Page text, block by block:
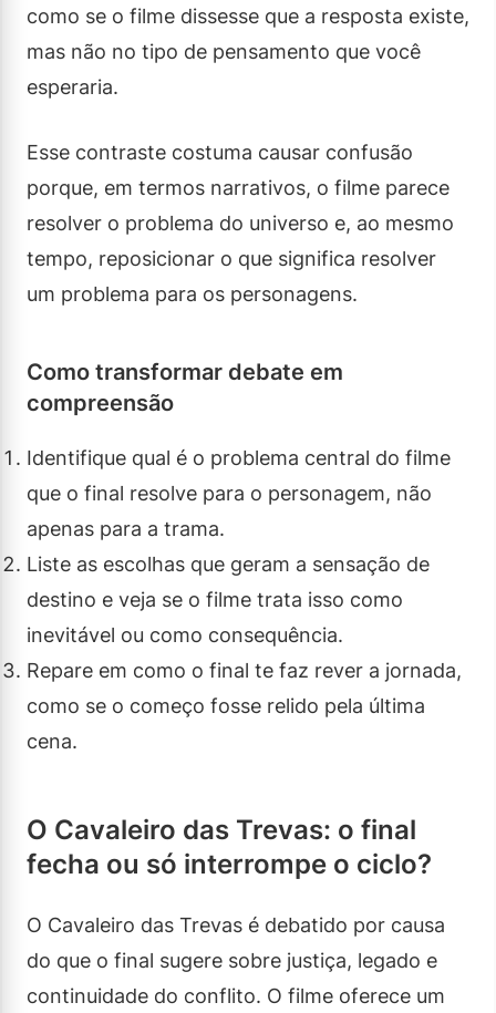
como se o filme dissesse que a resposta existe,
mas não no tipo de pensamento que você
esperaria.
Esse contraste costuma causar confusão
porque, em termos narrativos, o filme parece
resolver o problema do universo e, ao mesmo
tempo, reposicionar o que significa resolver
um problema para os personagens.
Como transformar debate em
compreensão
Identifique qual é o problema central do filme
que o final resolve para o personagem, não
apenas para a trama.
Liste as escolhas que geram a sensação de
destino e veja se o filme trata isso como
inevitável ou como consequência.
Repare em como o final te faz rever a jornada,
como se o começo fosse relido pela última
cena.
O Cavaleiro das Trevas: o final
fecha ou só interrompe o ciclo?
O Cavaleiro das Trevas é debatido por causa
do que o final sugere sobre justiça, legado e
continuidade do conflito. O filme oferece um